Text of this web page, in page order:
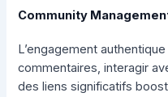
Community
L’engagement
commentaires, interagir
des liens significatifs